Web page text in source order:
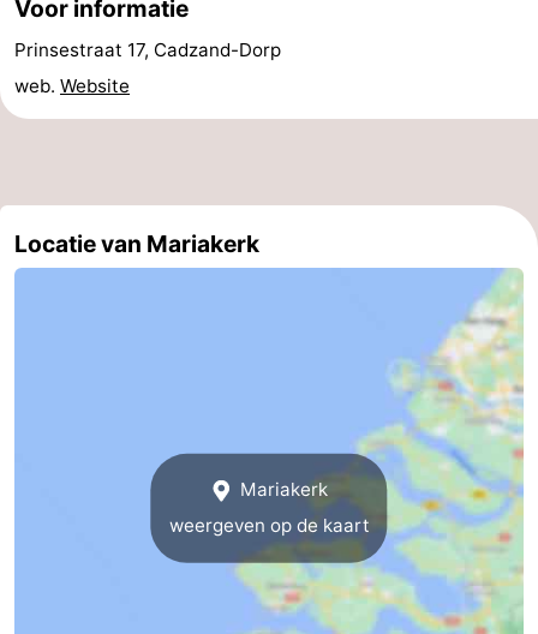
-
Zoutelande
-
Voor informatie
Prinsestraat 17, Cadzand-Dorp
web. Website
Locatie van Mariakerk
Mariakerk
weergeven op de kaart